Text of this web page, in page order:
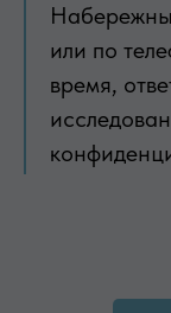
или по
время,